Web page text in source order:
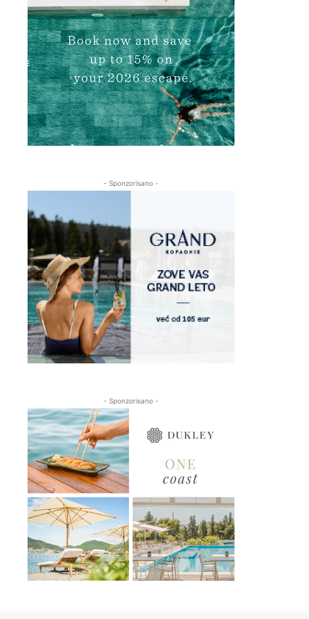
- Sponzorisano -
- Sponzorisano -